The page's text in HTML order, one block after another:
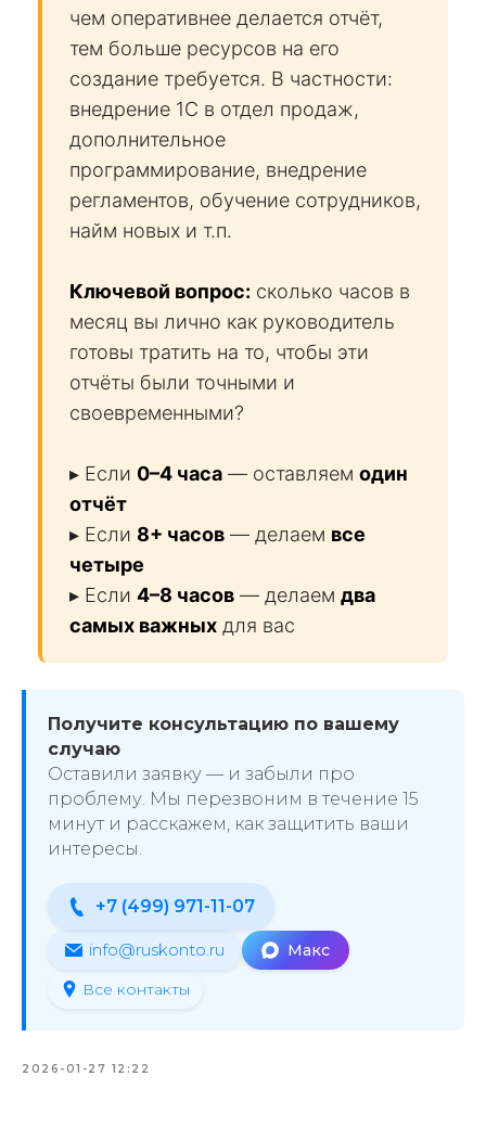
чем оперативнее делается отчёт,
тем больше ресурсов на его
создание требуется. В частности:
внедрение 1С в отдел продаж,
дополнительное
программирование, внедрение
регламентов, обучение сотрудников,
найм новых и т.п.
Ключевой вопрос: сколько часов в
месяц вы лично как руководитель
готовы тратить на то, чтобы эти
отчёты были точными и
своевременными?
▸ Если 0–4 часа — оставляем один
отчёт
▸ Если 8+ часов — делаем все
четыре
▸ Если 4–8 часов — делаем два
самых важных для вас
Получите консультацию по вашему
случаю
Оставили заявку — и забыли про
проблему. Мы перезвоним в течение 15
минут и расскажем, как защитить ваши
интересы.
+7 (499) 971-11-07
info@ruskonto.ru Макс
Все контакты
2026-01-27 12:22